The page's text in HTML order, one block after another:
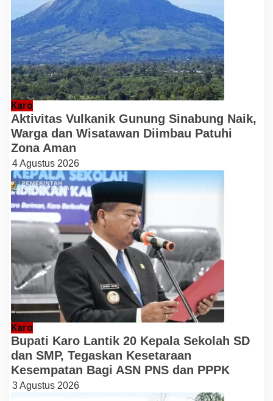
Karo
Aktivitas Vulkanik Gunung Sinabung Naik,
Warga dan Wisatawan Diimbau Patuhi
Zona Aman
4 Agustus 2026
Karo
Bupati Karo Lantik 20 Kepala Sekolah SD
dan SMP, Tegaskan Kesetaraan
Kesempatan Bagi ASN PNS dan PPPK
3 Agustus 2026